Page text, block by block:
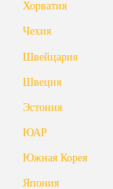
Хорватия
Чехия
Швейцария
Швеция
Эстония
ЮАР
Южная Корея
Япония